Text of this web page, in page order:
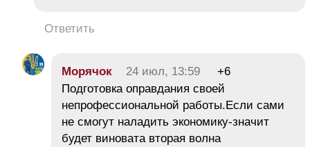
Ответить
Морячок 24 июл, 13:59
+6
Подготовка оправдания своей
непрофессиональной работы.Если сами
не смогут наладить экономику-значит
будет виновата вторая волна